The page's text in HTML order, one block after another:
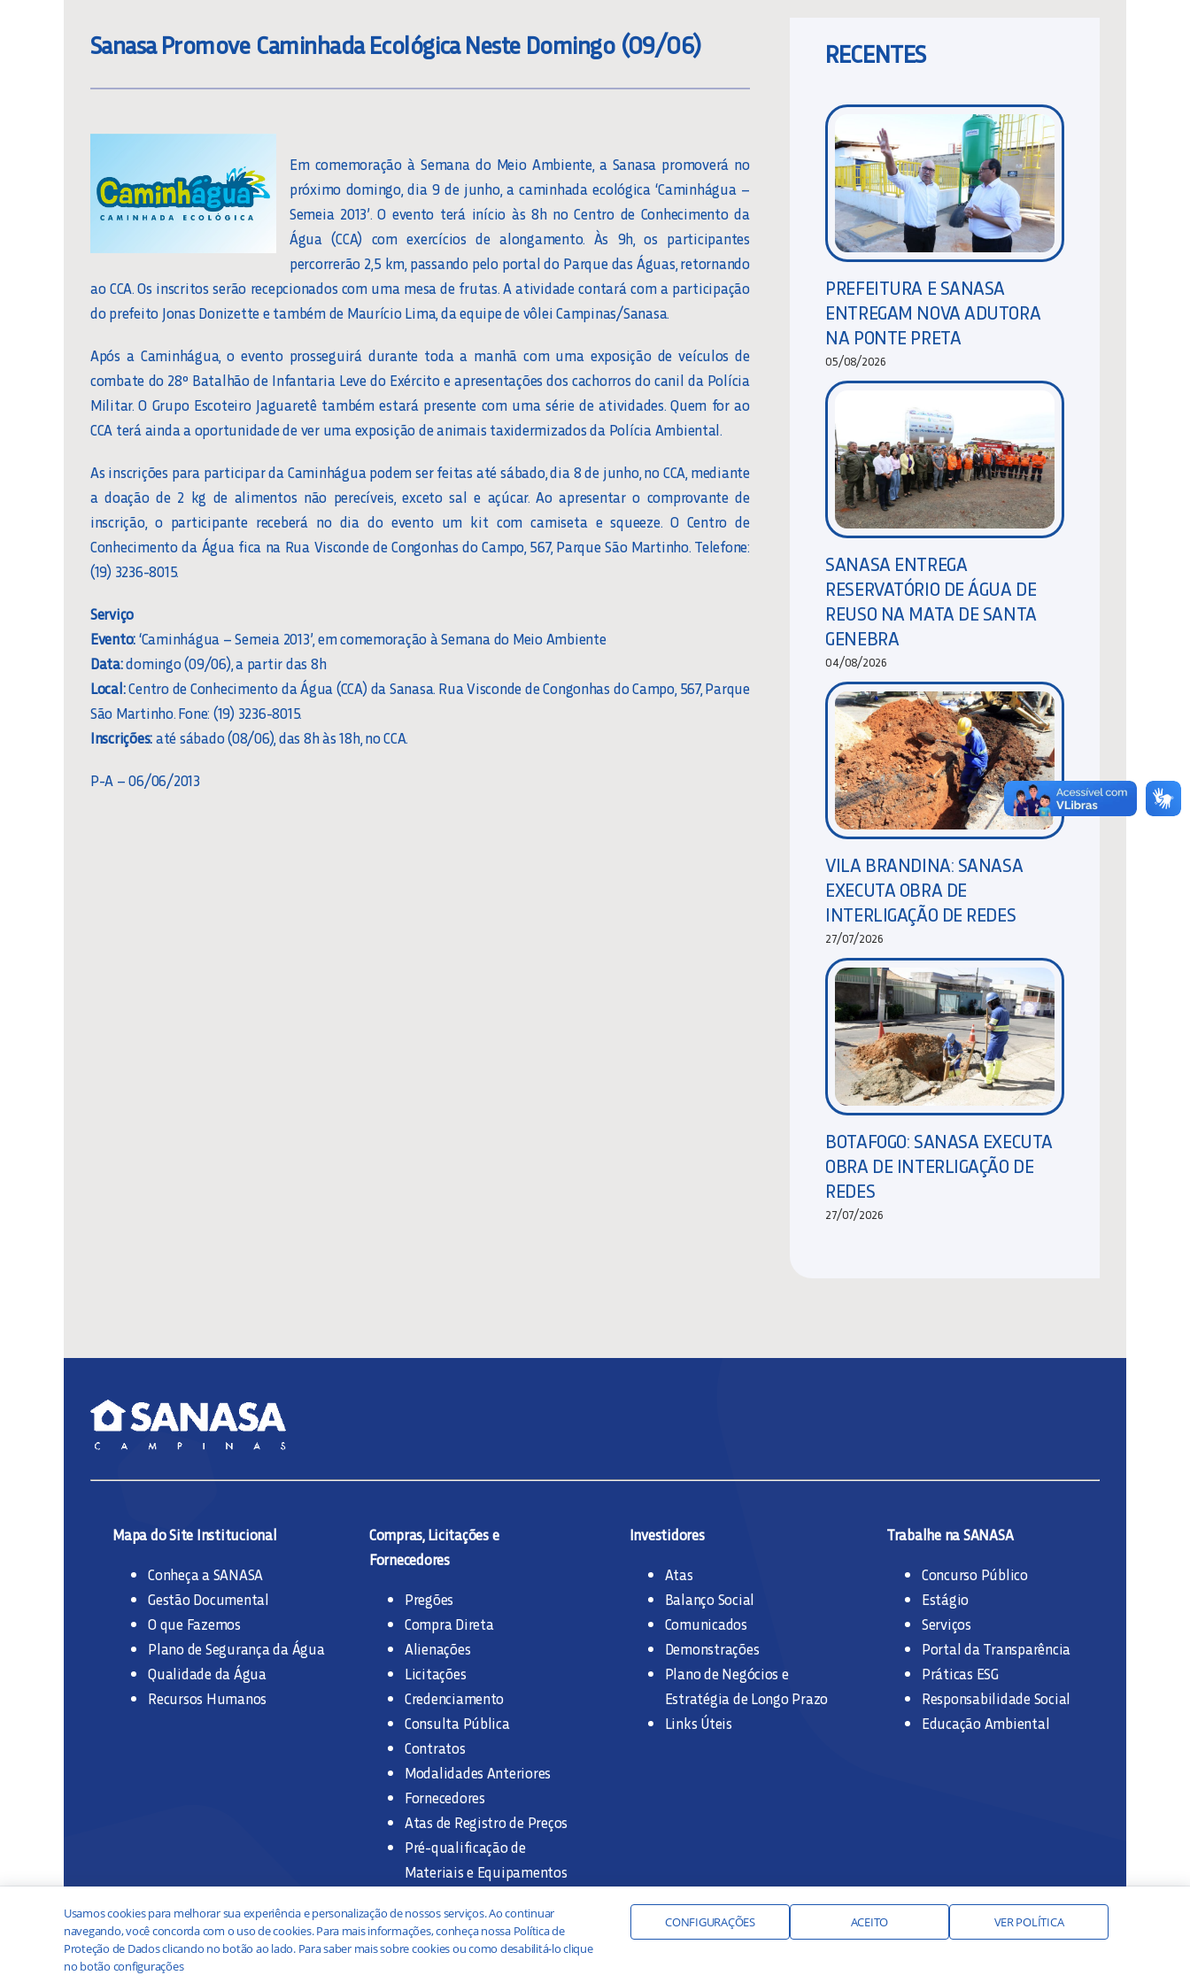
Sanasa Promove Caminhada Ecológica Neste Domingo (09/06)
Em comemoração à Semana do Meio Ambiente, a Sanasa promoverá no
próximo domingo, dia 9 de junho, a caminhada ecológica ‘Caminhágua –
Semeia 2013’. O evento terá início às 8h no Centro de Conhecimento da
Água (CCA) com exercícios de alongamento. Às 9h, os participantes
percorrerão 2,5 km, passando pelo portal do Parque das Águas, retornando
ao CCA. Os inscritos serão recepcionados com uma mesa de frutas. A atividade contará com a participação
do prefeito Jonas Donizette e também de Maurício Lima, da equipe de vôlei Campinas/Sanasa.
Após a Caminhágua, o evento prosseguirá durante toda a manhã com uma exposição de veículos de
combate do 28º Batalhão de Infantaria Leve do Exército e apresentações dos cachorros do canil da Polícia
Militar. O Grupo Escoteiro Jaguaretê também estará presente com uma série de atividades. Quem for ao
CCA terá ainda a oportunidade de ver uma exposição de animais taxidermizados da Polícia Ambiental.
As inscrições para participar da Caminhágua podem ser feitas até sábado, dia 8 de junho, no CCA, mediante
a doação de 2 kg de alimentos não perecíveis, exceto sal e açúcar. Ao apresentar o comprovante de
inscrição, o participante receberá no dia do evento um kit com camiseta e squeeze. O Centro de
Conhecimento da Água fica na Rua Visconde de Congonhas do Campo, 567, Parque São Martinho. Telefone:
(19) 3236-8015.
Serviço
Evento:‘Caminhágua – Semeia 2013’, em comemoração à Semana do Meio Ambiente
Data:domingo (09/06), a partir das 8h
Local:Centro de Conhecimento da Água (CCA) da Sanasa. Rua Visconde de Congonhas do Campo, 567, Parque
São Martinho. Fone: (19) 3236-8015.
Inscrições:até sábado (08/06), das 8h às 18h, no CCA.
P-A – 06/06/2013
RECENTES
PREFEITURA E SANASA
ENTREGAM NOVA ADUTORA
NA PONTE PRETA
05/08/2026
SANASA ENTREGA
RESERVATÓRIO DE ÁGUA DE
REUSO NA MATA DE SANTA
GENEBRA
04/08/2026
VILA BRANDINA: SANASA
EXECUTA OBRA DE
INTERLIGAÇÃO DE REDES
27/07/2026
BOTAFOGO: SANASA EXECUTA
OBRA DE INTERLIGAÇÃO DE
REDES
27/07/2026
Mapa do Site Institucional
Conheça a SANASA
Gestão Documental
O que Fazemos
Plano de Segurança da Água
Qualidade da Água
Recursos Humanos
Compras, Licitações e
Fornecedores
Pregões
Compra Direta
Alienações
Licitações
Credenciamento
Consulta Pública
Contratos
Modalidades Anteriores
Fornecedores
Atas de Registro de Preços
Pré-qualificação de
Materiais e Equipamentos
Documentação Interna
Investidores
Atas
Balanço Social
Comunicados
Demonstrações
Plano de Negócios e
Estratégia de Longo Prazo
Links Úteis
Trabalhe na SANASA
Concurso Público
Estágio
Serviços
Portal da Transparência
Práticas ESG
Responsabilidade Social
Educação Ambiental
Usamos cookies para melhorar sua experiência e personalização de nossos serviços. Ao continuar
navegando, você concorda com o uso de cookies. Para mais informações, conheça nossa Política de
Proteção de Dados clicando no botão ao lado. Para saber mais sobre cookies ou como desabilitá-lo clique
no botão configurações
CONFIGURAÇÕES ACEITO VER POLÍTICA